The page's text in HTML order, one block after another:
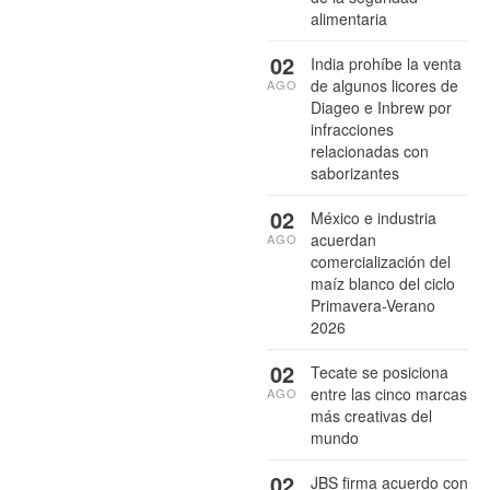
alimentaria
India prohíbe la venta
de algunos licores de
Diageo e Inbrew por
infracciones
relacionadas con
saborizantes
02
AGO
México e industria
acuerdan
comercialización del
maíz blanco del ciclo
Primavera-Verano
2026
02
AGO
Tecate se posiciona
entre las cinco marcas
más creativas del
mundo
02
AGO
JBS firma acuerdo con